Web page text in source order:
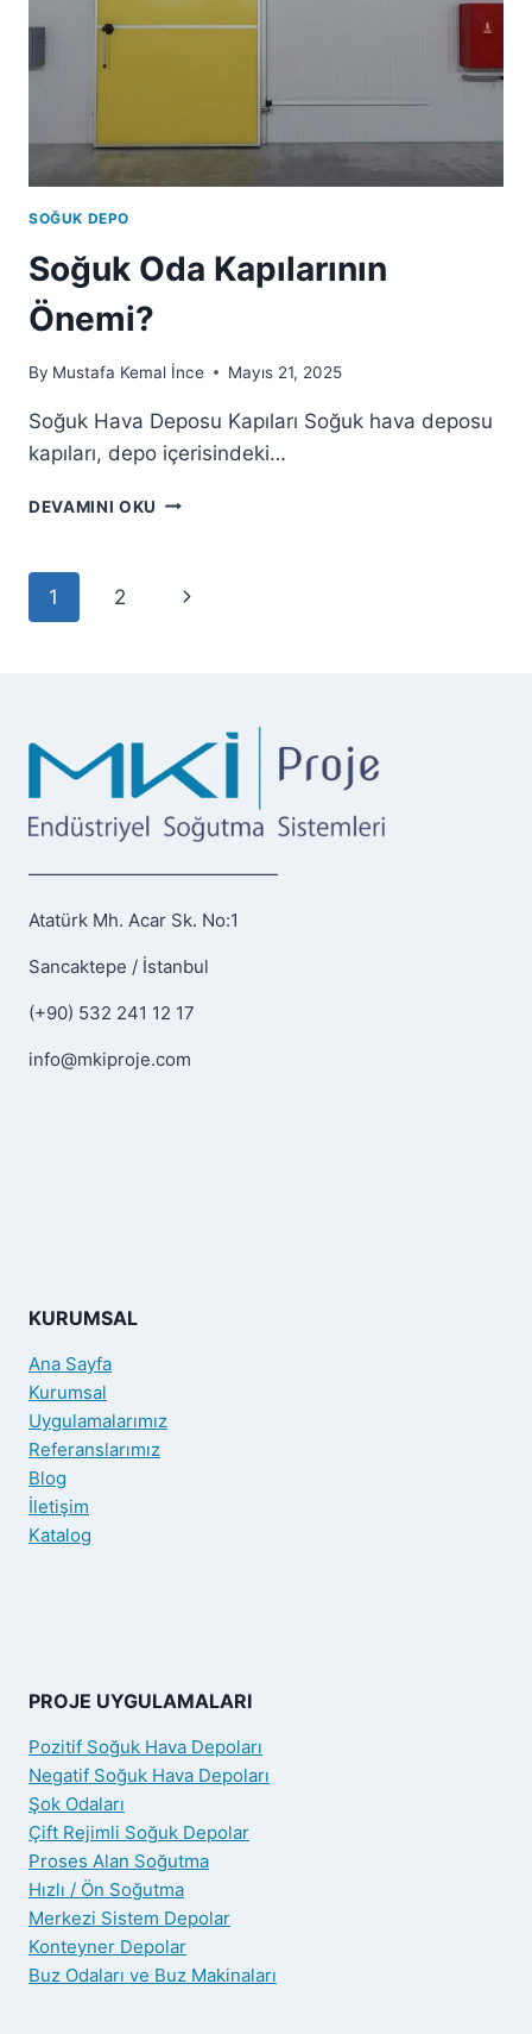
SOĞUK DEPO
Soğuk Oda Kapılarının
Önemi?
By Mustafa Kemal İnce Mayıs 21, 2025
Soğuk Hava Deposu Kapıları Soğuk hava deposu
kapıları, depo içerisindeki…
DEVAMINI OKU
1 2
——————————————
Atatürk Mh. Acar Sk. No:1
Sancaktepe / İstanbul
(+90) 532 241 12 17
info@mkiproje.com
KURUMSAL
Ana Sayfa
Kurumsal
Uygulamalarımız
Referanslarımız
Blog
İletişim
Katalog
PROJE UYGULAMALARI
Pozitif Soğuk Hava Depoları
Negatif Soğuk Hava Depoları
Şok Odaları
Çift Rejimli Soğuk Depolar
Proses Alan Soğutma
Hızlı / Ön Soğutma
Merkezi Sistem Depolar
Konteyner Depolar
Buz Odaları ve Buz Makinaları